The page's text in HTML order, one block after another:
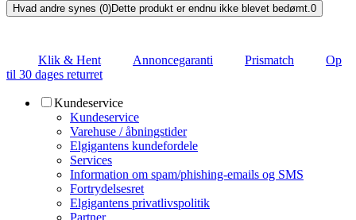
Hvad andre synes (0)Dette produkt er endnu ikke blevet bedømt.0
Klik & Hent Annoncegaranti Prismatch
Op
til 30 dages returret
Kundeservice
Kundeservice
Varehuse / åbningstider
Elgigantens kundefordele
Services
Information om spam/phishing-emails og SMS
Fortrydelsesret
Elgigantens privatlivspolitik